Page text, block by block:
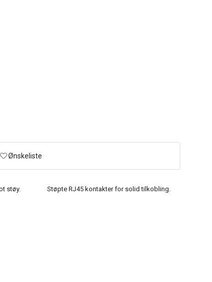
støy.
Støpte RJ45 kontakter for solid tilkobling.
Ønskeliste